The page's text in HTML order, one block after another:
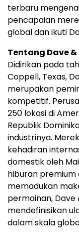
terbaru
pencapaian
global dan ikuti
Tentang Dave &
Didirikan pada
Coppell, Texas,
merupakan
kompetitif.
250 lokasi di
Republik
industrinya.
kehadiran
domestik oleh
hiburan premium
memadukan
permainan, Dave
mendefinisikan
dalam skala